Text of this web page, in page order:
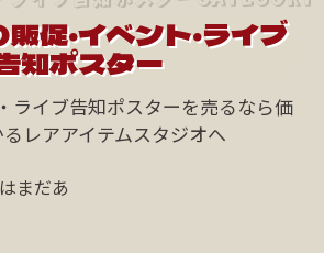
促・イベント・ライブ
知ポスター
ライブ告知ポスターを売るなら価
レアアイテムスタジオへ
まだあ